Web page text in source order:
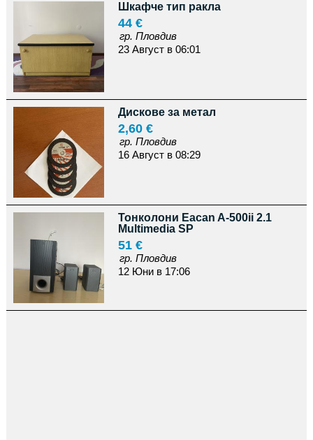
Шкафче тип ракла
44 €
гр. Пловдив
23 Август в 06:01
Дискове за метал
2,60 €
гр. Пловдив
16 Август в 08:29
Тонколони Eacan A-500ii 2.1
Multimedia SP
51 €
гр. Пловдив
12 Юни в 17:06